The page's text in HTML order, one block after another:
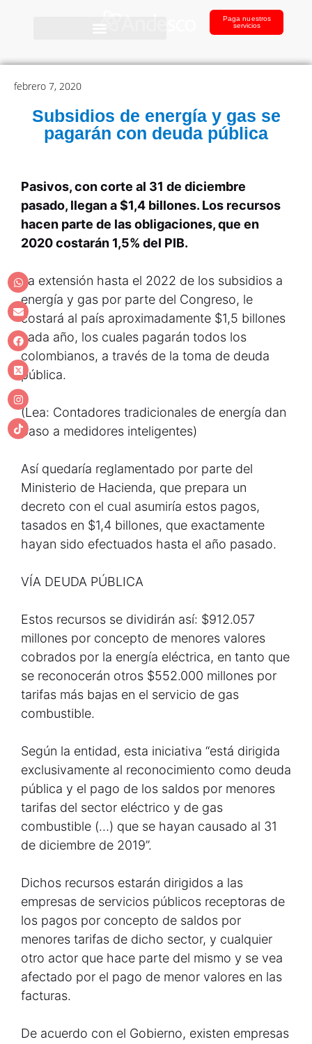
Paga nuestros
servicios
febrero 7, 2020
Subsidios de energía y gas se
pagarán con deuda pública
Pasivos, con corte al 31 de diciembre
pasado, llegan a $1,4 billones. Los recursos
hacen parte de las obligaciones, que en
2020 costarán 1,5% del PIB.
La extensión hasta el 2022 de los subsidios a
energía y gas por parte del Congreso, le
costará al país aproximadamente $1,5 billones
cada año, los cuales pagarán todos los
colombianos, a través de la toma de deuda
pública.
(Lea: Contadores tradicionales de energía dan
paso a medidores inteligentes)
Así quedaría reglamentado por parte del
Ministerio de Hacienda, que prepara un
decreto con el cual asumiría estos pagos,
tasados en $1,4 billones, que exactamente
hayan sido efectuados hasta el año pasado.
VÍA DEUDA PÚBLICA
Estos recursos se dividirán así: $912.057
millones por concepto de menores valores
cobrados por la energía eléctrica, en tanto que
se reconocerán otros $552.000 millones por
tarifas más bajas en el servicio de gas
combustible.
Según la entidad, esta iniciativa “está dirigida
exclusivamente al reconocimiento como deuda
pública y el pago de los saldos por menores
tarifas del sector eléctrico y de gas
combustible (…) que se hayan causado al 31
de diciembre de 2019”.
Dichos recursos estarán dirigidos a las
empresas de servicios públicos receptoras de
los pagos por concepto de saldos por
menores tarifas de dicho sector, y cualquier
otro actor que hace parte del mismo y se vea
afectado por el pago de menor valores en las
facturas.
De acuerdo con el Gobierno, existen empresas